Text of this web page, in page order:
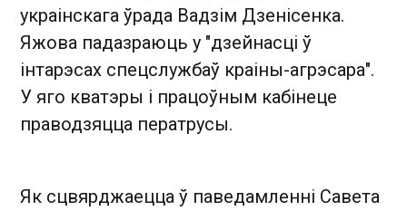
украінскага ўрада Вадзім Дзенісенка.
Яжова падазраюць у "дзейнасці ў
інтарэсах спецслужбаў краіны-агрэсара".
У яго кватэры і працоўным кабінеце
праводзяцца ператрусы.
Як сцвярджаецца ў паведамленні Савета